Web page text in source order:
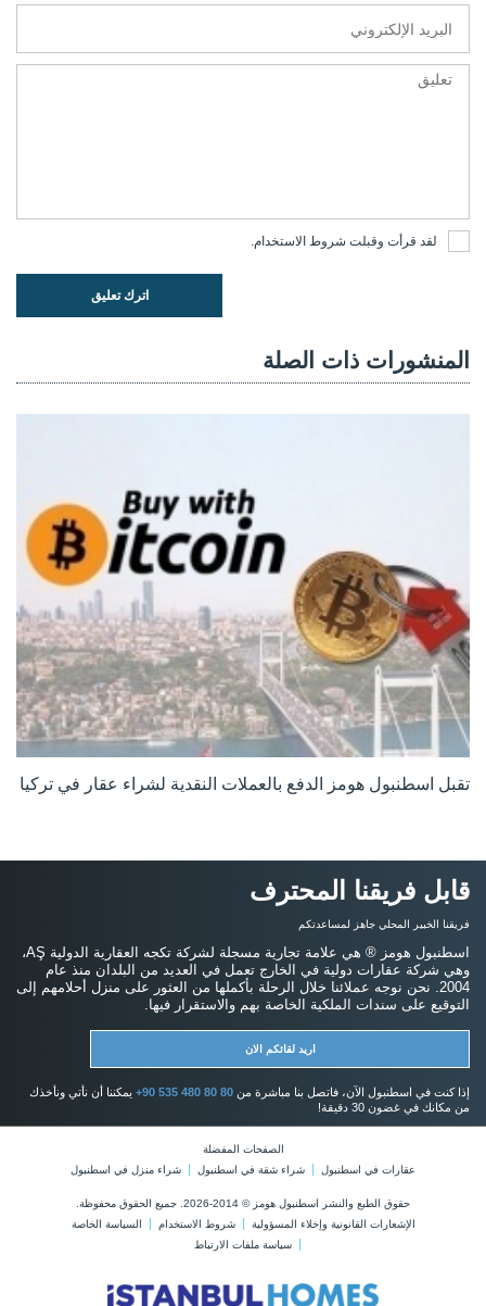
لقد قرأت وقبلت شروط الاستخدام.
اترك تعليق
المنشورات ذات الصلة
تقبل اسطنبول هومز الدفع بالعملات النقدية لشراء عقار في تركيا
قابل فريقنا المحترف
فريقنا الخبير المحلي جاهز لمساعدتكم
اسطنبول هومز ® هي علامة تجارية مسجلة لشركة تكجه العقارية الدولية AŞ،
وهي شركة عقارات دولية في الخارج تعمل في العديد من البلدان منذ عام
2004. نحن نوجه عملائنا خلال الرحلة بأكملها من العثور على منزل أحلامهم إلى
التوقيع على سندات الملكية الخاصة بهم والاستقرار فيها.
اريد لقائكم الان
إذا كنت في اسطنبول الآن، فاتصل بنا مباشرة من +90 535 480 80 80 يمكننا أن نأتي ونأخذك
من مكانك في غضون 30 دقيقة!
الصفحات المفضلة
عقارات في اسطنبول
شراء شقة في اسطنبول شراء منزل في اسطنبول
حقوق الطبع والنشر اسطنبول هومز © 2014-2026. جميع الحقوق محفوظة.
الإشعارات القانونية وإخلاء المسؤولية
شروط الاستخدام
السياسة الخاصة
سياسة ملفات الارتباط